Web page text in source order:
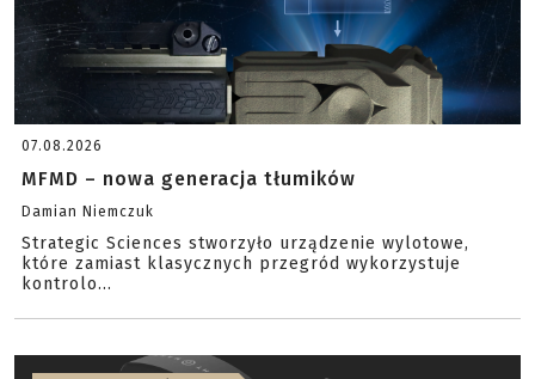
07.08.2026
MFMD – nowa generacja tłumików
Damian Niemczuk
Strategic Sciences stworzyło urządzenie wylotowe,
które zamiast klasycznych przegród wykorzystuje
kontrolo...